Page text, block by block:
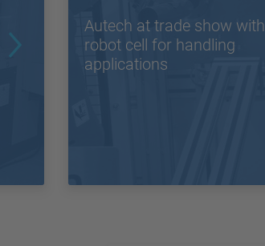
Autech at trade show with
robot cell for handling
applications